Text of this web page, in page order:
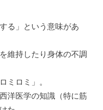
る」という意味があ
維持したり身体の不調
ミロミ」。
洋医学の知識（特に筋